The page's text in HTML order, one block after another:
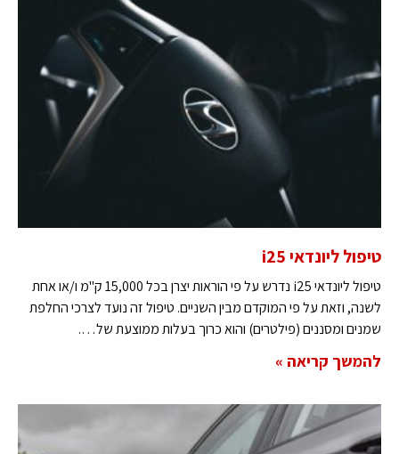
טיפול ליונדאי i25
טיפול ליונדאי i25 נדרש על פי הוראות יצרן בכל 15,000 ק"מ ו/או אחת
לשנה, וזאת על פי המוקדם מבין השניים. טיפול זה נועד לצרכי החלפת
שמנים ומסננים (פילטרים) והוא כרוך בעלות ממוצעת של….
להמשך קריאה »